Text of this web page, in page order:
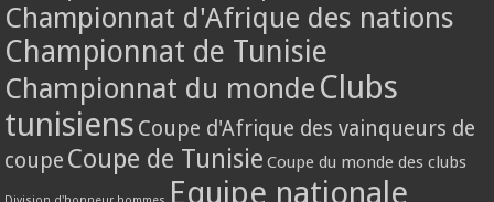
Championnat d'Afrique des nations
Championnat de Tunisie
Championnat du monde Clubs
tunisiens Coupe d'Afrique des vainqueurs de
coupe Coupe de Tunisie Coupe du monde des clubs
Equipe nationale